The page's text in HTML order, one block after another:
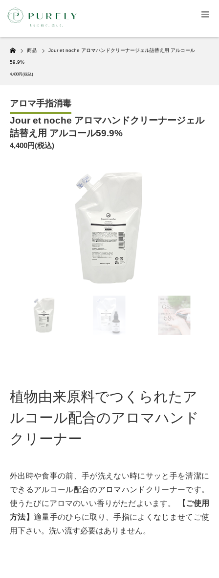
Home
商品 Jour et noche アロマハンドクリーナージェル詰替え用 アルコール
59.9%
4,400円(税込)
アロマ手指消毒
Jour et noche アロマハンドクリーナージェル
詰替え用 アルコール59.9%
4,400円(税込)
植物由来原料でつくられた ア
ルコール配合のアロマハンド
クリーナー
外出時や食事の前、手が洗えない時にサッと手を清潔に
できるアルコール配合のアロマハンドクリーナーです。
使うたびにアロマのいい香りがただよいます。
【ご使用
方法】 適量手のひらに取り、手指によくなじませてご使
用下さい。洗い流す必要はありません。